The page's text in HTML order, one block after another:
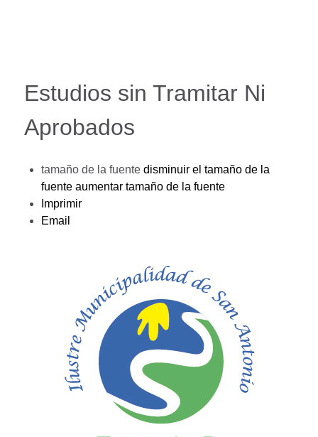
Estudios sin Tramitar Ni
Aprobados
tamaño de la fuente disminuir el tamaño de la
fuente aumentar tamaño de la fuente
Imprimir
Email